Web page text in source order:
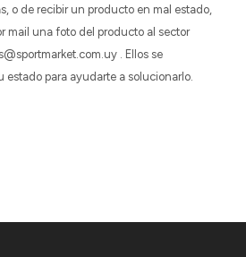
o de recibir un producto en mal estado,
mail una foto del producto al sector
. Ellos se
estado para ayudarte a solucionarlo.